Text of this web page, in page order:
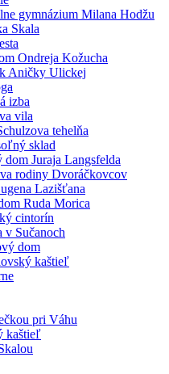
gymnázium Milana Hodžu
Skala
Ondreja Kožucha
Aničky Ulickej
izba
vila
tehelňa
sklad
Juraja Langsfelda
rodiny Dvoráčkovcov
Lazišťana
Ruda Morica
cintorín
v Sučanoch
dom
kaštieľ
pri Váhu
kaštieľ